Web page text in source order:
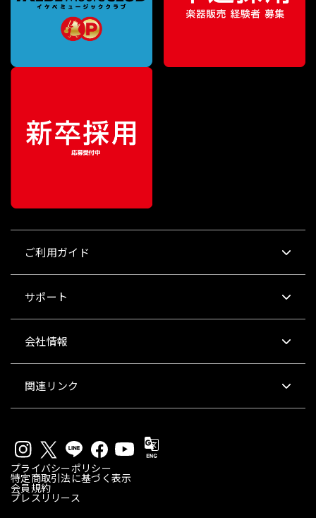
ご利用ガイド
サポート
会社情報
関連リンク
プライバシーポリシー
特定商取引法に基づく表示
会員規約
プレスリリース